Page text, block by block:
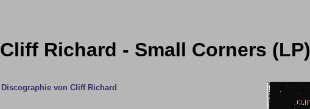
Cliff Richard - Small Corners (LP)
Discographie von Cliff Richard